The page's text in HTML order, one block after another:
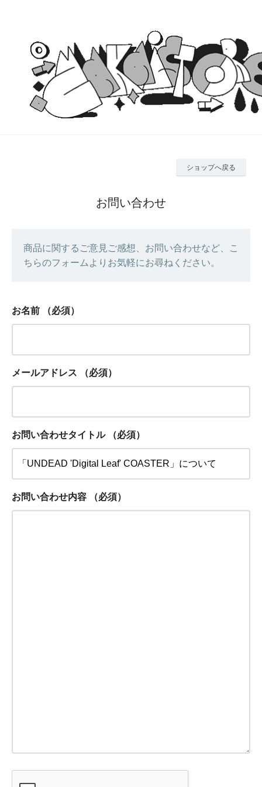
ショップへ戻る
お問い合わせ
商品に関するご意見ご感想、お問い合わせなど、こ
ちらのフォームよりお気軽にお尋ねください。
お名前 （必須）
メールアドレス （必須）
お問い合わせタイトル （必須）
お問い合わせ内容 （必須）